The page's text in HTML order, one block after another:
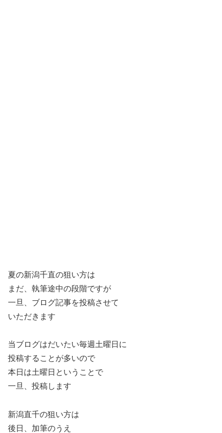
夏の新潟千直の狙い方は
まだ、執筆途中の段階ですが
一旦、ブログ記事を投稿させて
いただきます
当ブログはだいたい毎週土曜日に
投稿することが多いので
本日は土曜日ということで
一旦、投稿します
新潟直千の狙い方は
後日、加筆のうえ